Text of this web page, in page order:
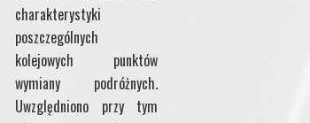
charakterystyki
poszczególnych
kolejowych punktów
wymiany podróżnych.
Uwzględniono przy tym